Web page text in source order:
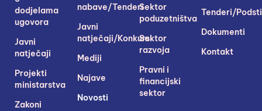
Tenderi/
Dokumenti
Kontakt
Sektor
poduzetništva
Sektor
razvoja
Pravni i
financijski
sektor
nabave/Tenderi
Javni
natječaji/Konkursi
Mediji
Najave
Novosti
dodjelama
ugovora
Javni
natječaji
Projekti
ministarstva
Zakoni